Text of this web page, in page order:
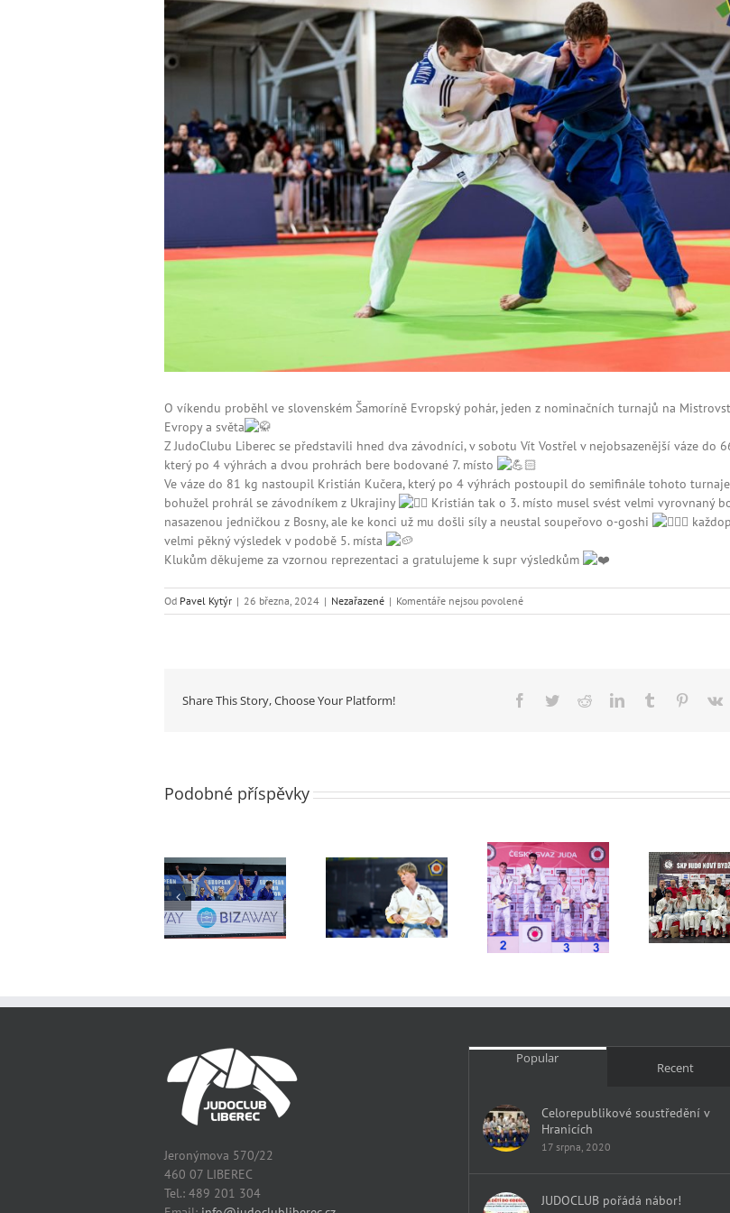
obrázek
O víkendu proběhl ve slovenském Šamoríně Evropský pohár, jeden z nominačních turnajů na
Evropy a světa
Z JudoClubu Liberec se představili hned dva závodníci, v sobotu Vít Vostřel v nejobsazenější váze do
který po 4 výhrách a dvou prohrách bere bodované 7. místo
Ve váze do 81 kg nastoupil Kristián Kučera, který po 4 výhrách postoupil do semifinále tohoto
bohužel prohrál se závodníkem z Ukrajiny
Kristián tak o 3. místo musel svést velmi vyrovnaný
nasazenou jedničkou z Bosny, ale ke konci už mu došli síly a neustal soupeřovo o-goshi
velmi pěkný výsledek v podobě 5. místa
Klukům děkujeme za vzornou reprezentaci a gratulujeme k supr výsledkům
Od Pavel Kytýr | 26 března, 2024 | Nezařazené | Komentáře nejsou povolenéu
textu
Share This Story, Choose Your Platform! Facebook
TwitterRedditLinkedInTumblr Pinterest
Podobné příspěvky
Mistrovství
Evropy
dorostenců
Mistrovství ČR
mužů
Český pohár
Nový Bydžov
Jeronýmova 570/22
460 07 LIBEREC
Tel.: 489 201 304
Popular
Recent
Celorepublikové soustředění v
Hranicích
17 srpna, 2020
JUDOCLUB pořádá nábor!